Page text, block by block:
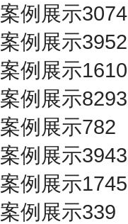
案例展示3074
案例展示3952
案例展示1610
案例展示8293
案例展示782
案例展示3943
案例展示1745
案例展示339